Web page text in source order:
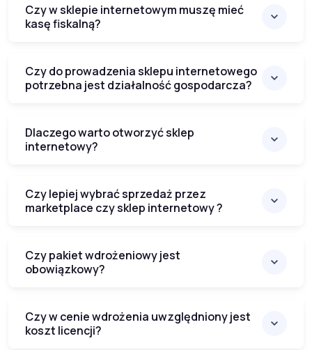
Czy w sklepie internetowym muszę mieć
kasę fiskalną?
Czy do prowadzenia sklepu internetowego
potrzebna jest działalność gospodarcza?
Dlaczego warto otworzyć sklep
internetowy?
Czy lepiej wybrać sprzedaż przez
marketplace czy sklep internetowy ?
Czy pakiet wdrożeniowy jest
obowiązkowy?
Czy w cenie wdrożenia uwzględniony jest
koszt licencji?